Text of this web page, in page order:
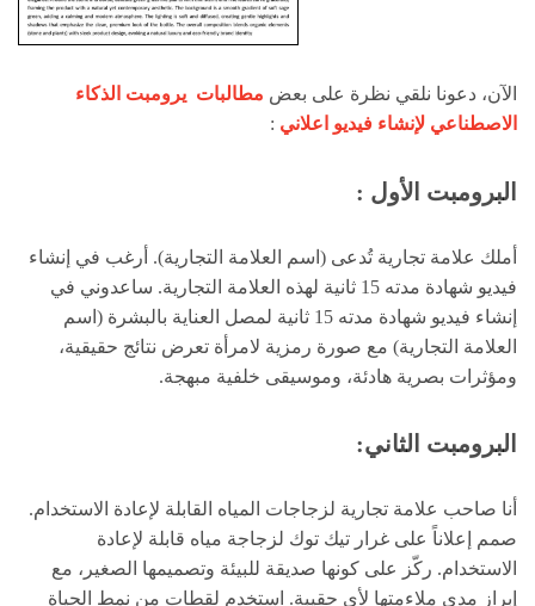
الآن، دعونا نلقي نظرة على بعض مطالبات يرومبت الذكاء
الاصطناعي لإنشاء فيديو اعلاني :
البرومبت الأول :
أملك علامة تجارية تُدعى (اسم العلامة التجارية). أرغب في إنشاء
فيديو شهادة مدته 15 ثانية لهذه العلامة التجارية. ساعدوني في
إنشاء فيديو شهادة مدته 15 ثانية لمصل العناية بالبشرة (اسم
العلامة التجارية) مع صورة رمزية لامرأة تعرض نتائج حقيقية،
ومؤثرات بصرية هادئة، وموسيقى خلفية مبهجة.
البرومبت الثاني:
أنا صاحب علامة تجارية لزجاجات المياه القابلة لإعادة الاستخدام.
صمم إعلاناً على غرار تيك توك لزجاجة مياه قابلة لإعادة
الاستخدام. ركّز على كونها صديقة للبيئة وتصميمها الصغير، مع
إبراز مدى ملاءمتها لأي حقيبة. استخدم لقطات من نمط الحياة